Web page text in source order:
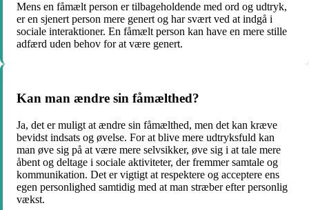
Mens en fåmælt person er tilbageholdende med ord og udtryk,
er en sjenert person mere genert og har svært ved at indgå i
sociale interaktioner. En fåmælt person kan have en mere stille
adfærd uden behov for at være genert.
Kan man ændre sin fåmælthed?
Ja, det er muligt at ændre sin fåmælthed, men det kan kræve
bevidst indsats og øvelse. For at blive mere udtryksfuld kan
man øve sig på at være mere selvsikker, øve sig i at tale mere
åbent og deltage i sociale aktiviteter, der fremmer samtale og
kommunikation. Det er vigtigt at respektere og acceptere ens
egen personlighed samtidig med at man stræber efter personlig
vækst.